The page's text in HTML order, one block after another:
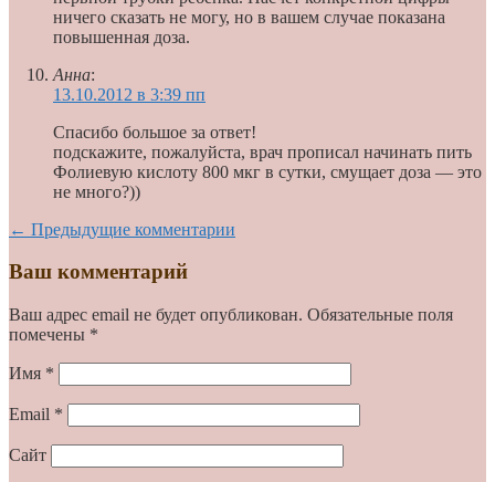
ничего сказать не могу, но в вашем случае показана
повышенная доза.
Анна:
13.10.2012 в 3:39 пп
Спасибо большое за ответ!
подскажите, пожалуйста, врач прописал начинать пить
Фолиевую кислоту 800 мкг в сутки, смущает доза — это
не много?))
← Предыдущие комментарии
Ваш комментарий
Ваш адрес email не будет опубликован. Обязательные поля
помечены *
Имя *
Email *
Сайт